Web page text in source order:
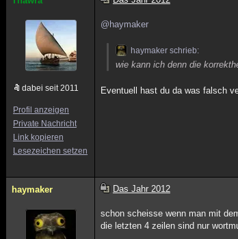
dabei seit 2011
Profil anzeigen
Private Nachricht
Link kopieren
Lesezeichen setzen
@haymaker
haymaker schrieb:
wie kann ich denn die
Eventuell hast du da was falsch
haymaker Das Jahr 2012
schon scheisse wenn man mit
die letzten 4 zeilen sind nur